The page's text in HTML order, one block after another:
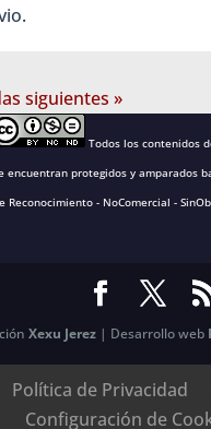
siguientes »
Todos los contenidos
encuentran protegidos y amparados
Reconocimiento - NoComercial -
Xexu Jerez | Desarrollo web
Política de Privacidad
Configuración de